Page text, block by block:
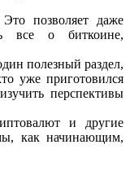
позволяет даже
все о биткоине,
полезный раздел,
уже приготовился
перспективы
и другие
как начинающим,